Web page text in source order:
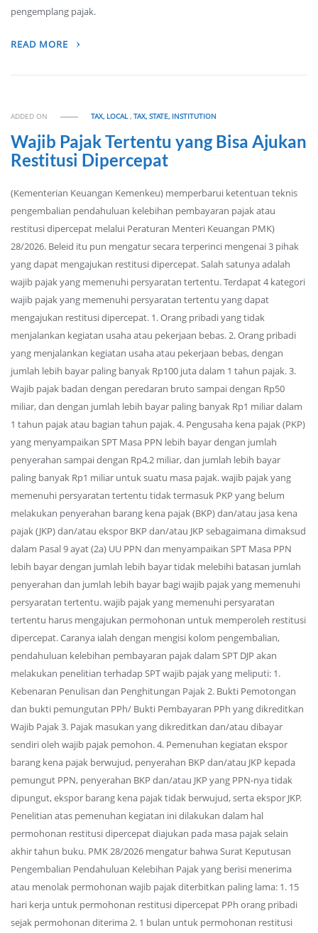
pengemplang pajak.
READ MORE
ADDED ON TAX, LOCAL,TAX, STATE, INSTITUTION
Wajib Pajak Tertentu yang Bisa Ajukan
Restitusi Dipercepat
(Kementerian Keuangan Kemenkeu) memperbarui ketentuan teknis
pengembalian pendahuluan kelebihan pembayaran pajak atau
restitusi dipercepat melalui Peraturan Menteri Keuangan PMK)
28/2026. Beleid itu pun mengatur secara terperinci mengenai 3 pihak
yang dapat mengajukan restitusi dipercepat. Salah satunya adalah
wajib pajak yang memenuhi persyaratan tertentu. Terdapat 4 kategori
wajib pajak yang memenuhi persyaratan tertentu yang dapat
mengajukan restitusi dipercepat. 1. Orang pribadi yang tidak
menjalankan kegiatan usaha atau pekerjaan bebas. 2. Orang pribadi
yang menjalankan kegiatan usaha atau pekerjaan bebas, dengan
jumlah lebih bayar paling banyak Rp100 juta dalam 1 tahun pajak. 3.
Wajib pajak badan dengan peredaran bruto sampai dengan Rp50
miliar, dan dengan jumlah lebih bayar paling banyak Rp1 miliar dalam
1 tahun pajak atau bagian tahun pajak. 4. Pengusaha kena pajak (PKP)
yang menyampaikan SPT Masa PPN lebih bayar dengan jumlah
penyerahan sampai dengan Rp4,2 miliar, dan jumlah lebih bayar
paling banyak Rp1 miliar untuk suatu masa pajak. wajib pajak yang
memenuhi persyaratan tertentu tidak termasuk PKP yang belum
melakukan penyerahan barang kena pajak (BKP) dan/atau jasa kena
pajak (JKP) dan/atau ekspor BKP dan/atau JKP sebagaimana dimaksud
dalam Pasal 9 ayat (2a) UU PPN dan menyampaikan SPT Masa PPN
lebih bayar dengan jumlah lebih bayar tidak melebihi batasan jumlah
penyerahan dan jumlah lebih bayar bagi wajib pajak yang memenuhi
persyaratan tertentu. wajib pajak yang memenuhi persyaratan
tertentu harus mengajukan permohonan untuk memperoleh restitusi
dipercepat. Caranya ialah dengan mengisi kolom pengembalian,
pendahuluan kelebihan pembayaran pajak dalam SPT DJP akan
melakukan penelitian terhadap SPT wajib pajak yang meliputi: 1.
Kebenaran Penulisan dan Penghitungan Pajak 2. Bukti Pemotongan
dan bukti pemungutan PPh/ Bukti Pembayaran PPh yang dikreditkan
Wajib Pajak 3. Pajak masukan yang dikreditkan dan/atau dibayar
sendiri oleh wajib pajak pemohon. 4. Pemenuhan kegiatan ekspor
barang kena pajak berwujud, penyerahan BKP dan/atau JKP kepada
pemungut PPN, penyerahan BKP dan/atau JKP yang PPN-nya tidak
dipungut, ekspor barang kena pajak tidak berwujud, serta ekspor JKP.
Penelitian atas pemenuhan kegiatan ini dilakukan dalam hal
permohonan restitusi dipercepat diajukan pada masa pajak selain
akhir tahun buku. PMK 28/2026 mengatur bahwa Surat Keputusan
Pengembalian Pendahuluan Kelebihan Pajak yang berisi menerima
atau menolak permohonan wajib pajak diterbitkan paling lama: 1. 15
hari kerja untuk permohonan restitusi dipercepat PPh orang pribadi
sejak permohonan diterima 2. 1 bulan untuk permohonan restitusi